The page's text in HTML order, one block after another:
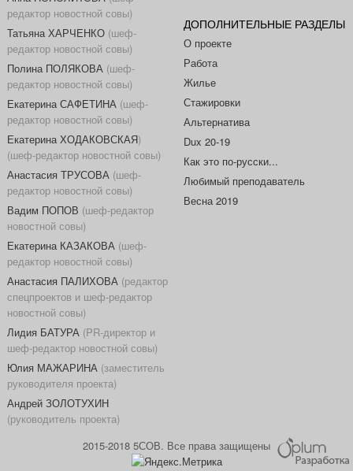
редактор новостной совы)
Татьяна ХАРЧЕНКО(шеф-
редактор новостной совы)
Полина ПОЛЯКОВА(шеф-
редактор новостной совы)
Екатерина САФЕТИНА(шеф-
редактор новостной совы)
Екатерина ХОДАКОВСКАЯ)
(шеф-редактор новостной совы)
Анастасия ТРУСОВА(шеф-
редактор новостной совы)
Вадим ПОПОВ (шеф-редактор
новостной совы)
Екатерина КАЗАКОВА(шеф-
редактор новостной совы)
Анастасия ПАЛИХОВА(редактор
спецпроектов и шеф-редактор
новостной совы)
Лидия БАТУРА(PR-директор и
шеф-редактор новостной совы)
Юлия МАЖАРИНА(заместитель
руководителя проекта)
Андрей ЗОЛОТУХИН
(руководитель проекта)
ДОПОЛНИТЕЛЬНЫЕ РАЗДЕЛЫ
О проекте
Работа
Жилье
Стажировки
Альтернатива
Dux 20-19
Как это по-русски...
Любимый преподаватель
Весна 2019
2015-2018 5СОВ. Все права защищены